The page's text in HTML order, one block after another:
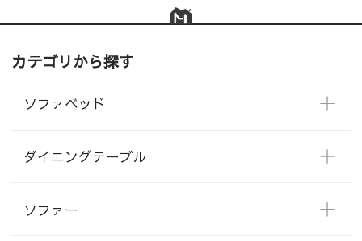
カテゴリから探す
ソファベッド
ダイニングテーブル
ソファー